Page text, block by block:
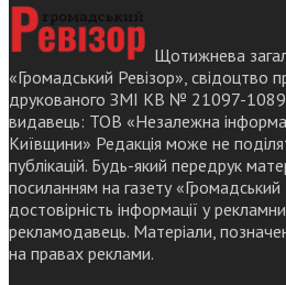
Щотижнева
«Громадський Ревізор», свідоцтво
друкованого ЗМІ КВ № 21097-
видавець: ТОВ «Незалежна
Київщини» Редакція може не
публікацій. Будь-який передрук
посиланням на газету «Громадський
достовірність інформації у
рекламодавець. Матеріали,
на правах реклами.